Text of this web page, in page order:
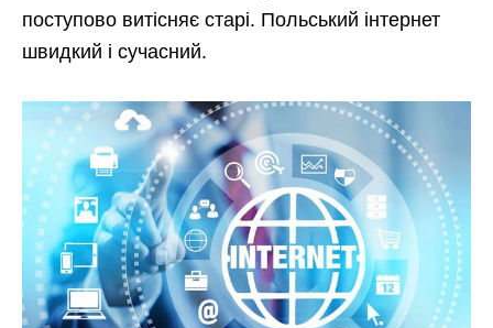
поступово витісняє старі. Польський інтернет
швидкий і сучасний.